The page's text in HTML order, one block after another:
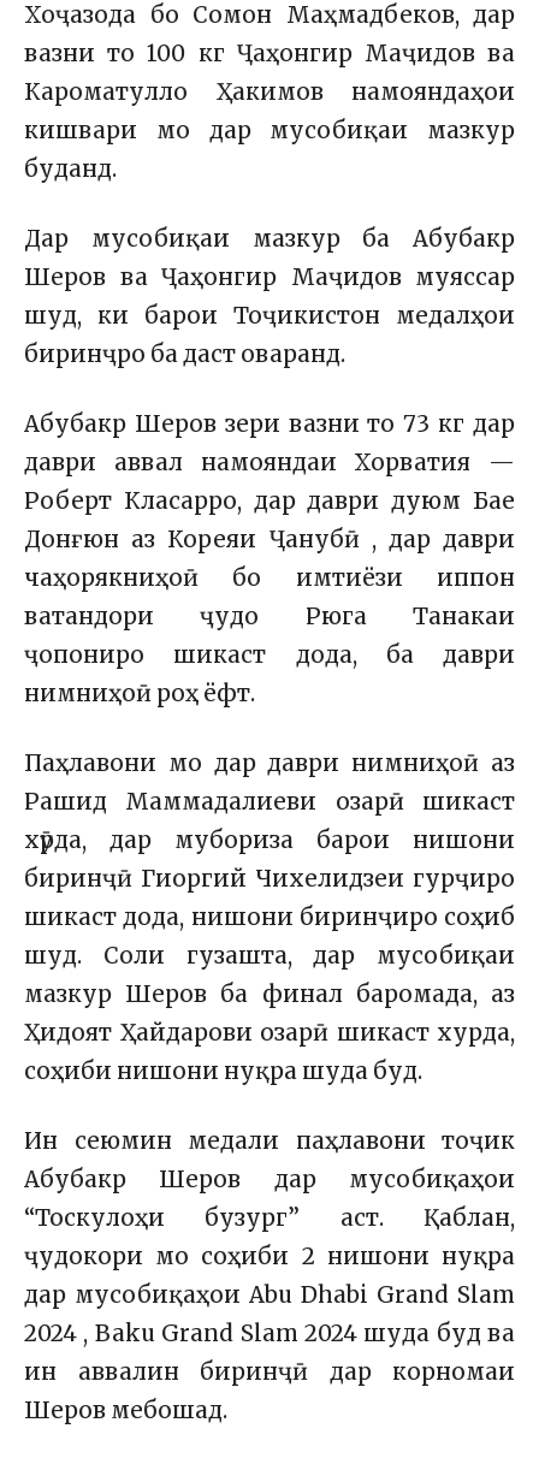
Хоҷазода бо Сомон Маҳмадбеков, дар
вазни то 100 кг Ҷаҳонгир Маҷидов ва
Кароматулло Ҳакимов намояндаҳои
кишвари мо дар мусобиқаи мазкур
буданд.
Дар мусобиқаи мазкур ба Абубакр
Шеров ва Ҷаҳонгир Маҷидов муяссар
шуд, ки барои Тоҷикистон медалҳои
биринҷро ба даст оваранд.
Абубакр Шеров зери вазни то 73 кг дар
даври аввал намояндаи Хорватия —
Роберт Класарро, дар даври дуюм Бае
Донғюн аз Кореяи Ҷанубӣ , дар даври
чаҳорякниҳоӣ бо имтиёзи иппон
ватандори ҷудо Рюга Танакаи
ҷопониро шикаст дода, ба даври
нимниҳоӣ роҳ ёфт.
Паҳлавони мо дар даври нимниҳоӣ аз
Рашид Маммадалиеви озарӣ шикаст
хӯрда, дар мубориза барои нишони
биринҷӣ Гиоргий Чихелидзеи гурҷиро
шикаст дода, нишони биринҷиро соҳиб
шуд. Соли гузашта, дар мусобиқаи
мазкур Шеров ба финал баромада, аз
Ҳидоят Ҳайдарови озарӣ шикаст хурда,
соҳиби нишони нуқра шуда буд.
Ин сеюмин медали паҳлавони тоҷик
Абубакр Шеров дар мусобиқаҳои
“Тоскулоҳи бузург” аст. Қаблан,
ҷудокори мо соҳиби 2 нишони нуқра
дар мусобиқаҳои Abu Dhabi Grand Slam
2024 , Baku Grand Slam 2024 шуда буд ва
ин аввалин биринҷӣ дар корномаи
Шеров мебошад.